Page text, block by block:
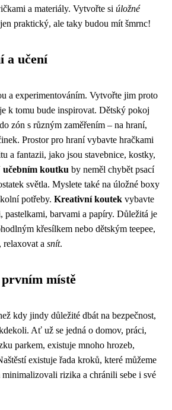
a materiály. Vytvořte si úložné
praktický, ale taky budou mít šmrnc!
a učení
a experimentováním. Vytvořte jim proto
k tomu bude inspirovat. Dětský pokoj
zón s různým zaměřením – na hraní,
Prostor pro hraní vybavte hračkami
a fantazii, jako jsou stavebnice, kostky,
učebním koutku by neměl chybět psací
světla. Myslete také na úložné boxy
potřeby. Kreativní koutek vybavte
pastelkami, barvami a papíry. Důležitá je
křesílkem nebo dětským teepee,
relaxovat a snít.
prvním místě
kdy jindy důležité dbát na bezpečnost,
Ať už se jedná o domov, práci,
parkem, existuje mnoho hrozeb,
existuje řada kroků, které můžeme
rizika a chránili sebe i své